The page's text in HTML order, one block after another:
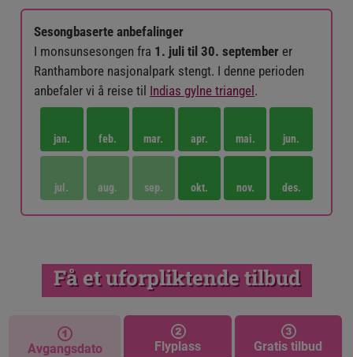
Sesongbaserte anbefalinger
I monsunsesongen fra 1. juli til 30. september er
Ranthambore nasjonalpark stengt. I denne perioden
anbefaler vi å reise til Indias gylne triangel .
jan. feb. mar. apr. mai. jun.
jul. aug. sep. okt. nov. des.
Få et uforpliktende tilbud
Avgangsdato Flyplass Gratis tilbud